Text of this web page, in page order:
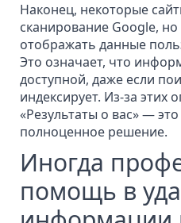
Наконец, некоторые
сканирование Google,
отображать данные
Это означает, что
доступной, даже если
индексирует. Из-за этих
«Результаты о вас» —
полноценное решение.
Иногда
помощь в